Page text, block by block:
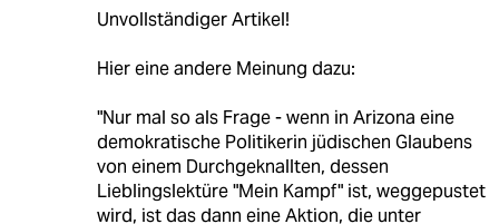
Unvollständiger Artikel!
Hier eine andere Meinung dazu:
"Nur mal so als Frage - wenn in Arizona eine
demokratische Politikerin jüdischen Glaubens
von einem Durchgeknallten, dessen
Lieblingslektüre "Mein Kampf" ist, weggepustet
wird, ist das dann eine Aktion, die unter